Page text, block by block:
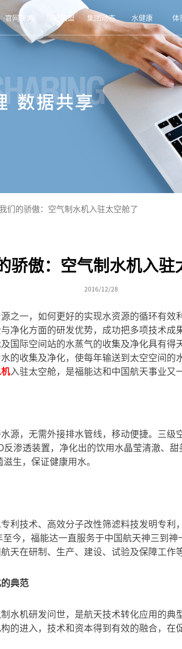
官网商城 招商加盟 集团动态 水健康 体
我们的骄傲：空气制水机入驻太空舱了
骄傲：空气制水机入驻
2016/12/28
之一，如何更好的实现水资源的循环有效
净化方面的研发优势，成功把多项技术成
国际空间站的水蒸气的收集及净化具有得
的收集及净化，使每年输送到太空空间
入驻太空舱，是福能达和中国航天事业又
源，无需外接排水管线，移动便捷。三级
反渗透装置，净化出的饮用水晶莹清澈、
生，保证健康用水。
利技术、高效分子改性筛滤料技发明专利
今，福能达一直服务于中国航天神三到神
天在研制、生产、建设、试验及保障工作
典范
水机研发问世，是航天技术转化应用的典
的进入，技术和资本得到有效的融合，在